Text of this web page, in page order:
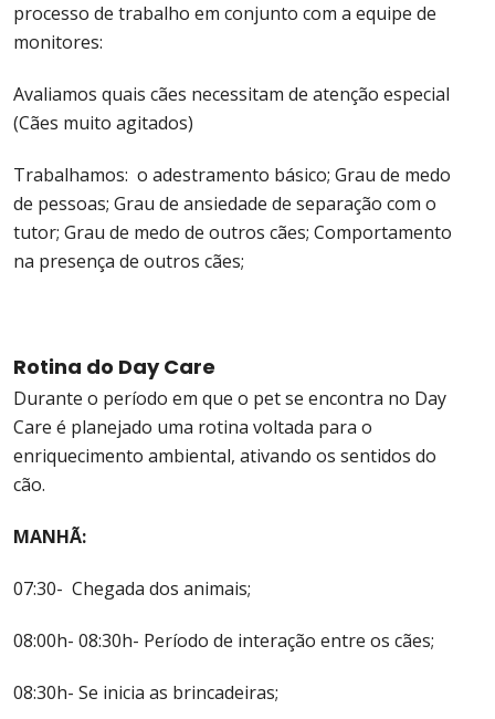
processo de trabalho em conjunto com a equipe de
monitores:
Avaliamos quais cães necessitam de atenção especial
(Cães muito agitados)
Trabalhamos: o adestramento básico; Grau de medo
de pessoas; Grau de ansiedade de separação com o
tutor; Grau de medo de outros cães; Comportamento
na presença de outros cães;
Rotina do Day Care
Durante o período em que o pet se encontra no Day
Care é planejado uma rotina voltada para o
enriquecimento ambiental, ativando os sentidos do
cão.
MANHÃ:
07:30- Chegada dos animais;
08:00h- 08:30h- Período de interação entre os cães;
08:30h- Se inicia as brincadeiras;